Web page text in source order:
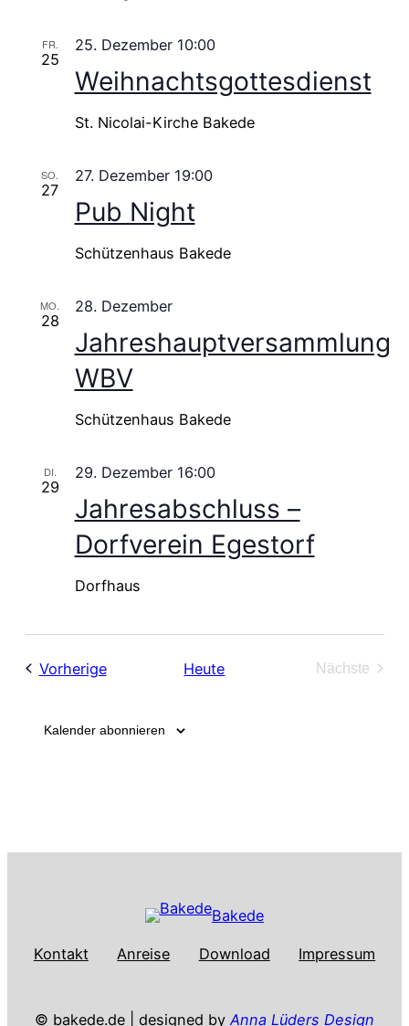
FR.
25
Weihnachtsgottesdienst
25. Dezember 10:00
St. Nicolai-Kirche Bakede
SO.
27
Pub Night
27. Dezember 19:00
Schützenhaus Bakede
MO.
28
Jahreshauptversammlung
WBV
28. Dezember
Schützenhaus Bakede
DI.
29
Jahresabschluss –
Dorfverein Egestorf
29. Dezember 16:00
Dorfhaus
VorherigeVeranstaltungen
Heute
Nächste
Kalender abonnieren
Bakede
Kontakt Anreise Download Impressum
© bakede.de | designed by Anna Lüders Design